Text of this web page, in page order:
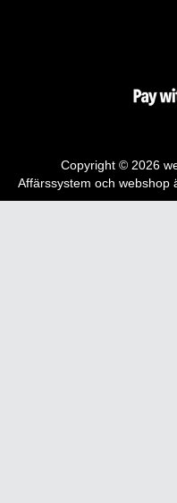
Copyright © 2026
Affärssystem och webshop